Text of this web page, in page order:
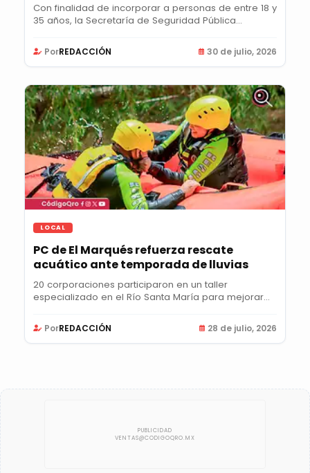
Con finalidad de incorporar a personas de entre 18 y
35 años, la Secretaría de Seguridad Pública...
PorREDACCIÓN 30 de julio, 2026
LOCAL
PC de El Marqués refuerza rescate
acuático ante temporada de lluvias
20 corporaciones participaron en un taller
especializado en el Río Santa María para mejorar
PorREDACCIÓN 28 de julio, 2026